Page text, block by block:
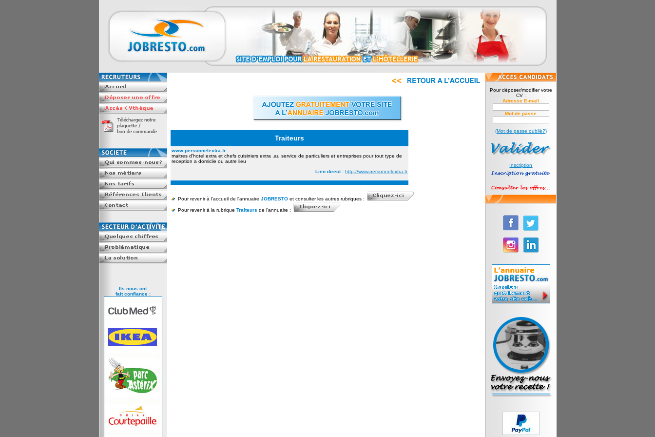
Ils nous ont
fait confiance :
Traiteurs
www.personnelextra.fr
maitres d'hotel extra et chefs cuisiniers extra ,au service de particuliers et entreprises pour tout type de
reception a domicile ou autre lieu
Lien direct :http://www.personnelextra.fr
Pour revenir à l'accueil de l'annuaireJOBRESTO et consulter les autres rubriques :
Pour revenir à la rubriqueTraiteurs de l'annuaire :
Pour déposer/modifier votre
CV :
Adresse E-mail
Mot de passe
(Mot de passe oublié?)
Inscription